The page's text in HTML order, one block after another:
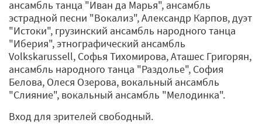
ансамбль танца "Иван да Марья", ансамбль
эстрадной песни "Вокализ", Александр Карпов, дуэт
"Истоки", грузинский ансамбль народного танца
"Иберия", этнографический ансамбль
Volkskarussell, Софья Тихомирова, Аташес Григорян,
ансамбль народного танца "Раздолье", София
Белова, Олеся Озерова, вокальный ансамбль
"Слияние", вокальный ансамбль "Мелодинка".
Вход для зрителей свободный.